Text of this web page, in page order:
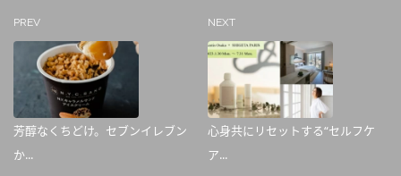
PREV
芳醇なくちどけ。セブンイレブン
か...
NEXT
心身共にリセットする“セルフケ
ア...